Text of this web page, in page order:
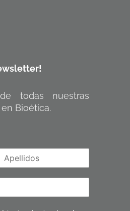
todas nuestras
Bioética.